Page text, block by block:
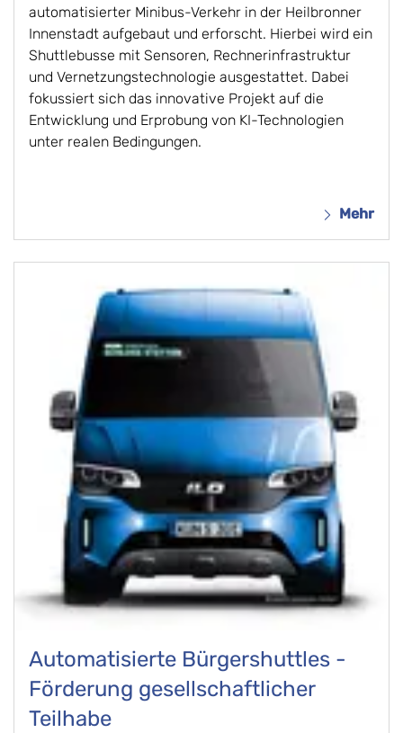
automatisierter Minibus-Verkehr in der Heilbronner
Innenstadt aufgebaut und erforscht. Hierbei wird ein
Shuttlebusse mit Sensoren, Rechnerinfrastruktur
und Vernetzungstechnologie ausgestattet. Dabei
fokussiert sich das innovative Projekt auf die
Entwicklung und Erprobung von KI-Technologien
unter realen Bedingungen.
Mehr
Automatisierte Bürgershuttles -
Förderung gesellschaftlicher
Teilhabe